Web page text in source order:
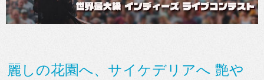
麗しの花園へ、サイケデリアへ 艶や